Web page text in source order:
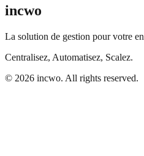
incwo
La solution de gestion pour votre
Centralisez, Automatisez, Scalez.
© 2026 incwo. All rights reserved.